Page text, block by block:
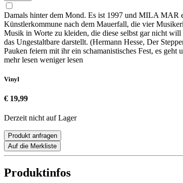
Damals hinter dem Mond. Es ist 1997 und MILA MAR
Künstlerkommune nach dem Mauerfall, die vier
Musik in Worte zu kleiden, die diese selbst gar nicht will
das Ungestaltbare darstellt. (Hermann Hesse, Der
Pauken feiern mit ihr ein schamanistisches Fest, es geht
mehr lesen weniger lesen
Vinyl
€ 19,99
Derzeit nicht auf Lager
Produkt anfragen
Auf die Merkliste
Produktinfos